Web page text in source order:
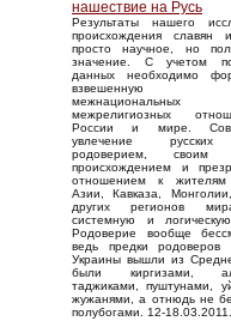
нашествие на Русь
Результаты нашего
происхождения славян
просто научное, но
значение. С учетом
данных необходимо
взвешенную
межрелигиозных
России и мире.
увлечение русских
родоверием, своим
происхождением и
отношением к жителям
Азии, Кавказа,
других регионов
системную и
Родоверие вообще
ведь предки родоверов
Украины вышли из
были киргизами,
таджиками, пуштунами,
жужанями, а отнюдь не
полубогами. 12-18.03.2011.